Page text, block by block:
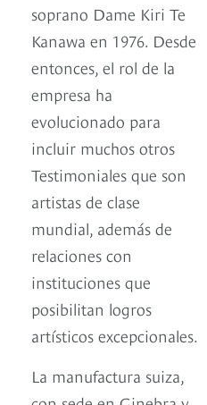
soprano Dame Kiri Te
Kanawa en 1976. Desde
entonces, el rol de la
empresa ha
evolucionado para
incluir muchos otros
Testimoniales que son
artistas de clase
mundial, además de
relaciones con
instituciones que
posibilitan logros
artísticos excepcionales.
La manufactura suiza,